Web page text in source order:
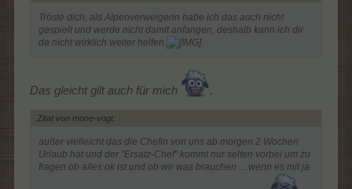
Tröste dich, als Alpenverweigerin habe ich das auch nicht
gespielt und werde nicht damit anfangen, deshalb kann ich dir
da nicht wirklich weiter helfen.
Das gleicht gilt auch für mich .
Zitat von mone-vogt: ↑
außer vielleicht das die Chefin von uns ab morgen 2 Wochen
Urlaub hat und der "Ersatz-Chef" kommt nur selten vorbei um zu
fragen ob alles ok ist und ob wir was brauchen ... wenn es mit ja